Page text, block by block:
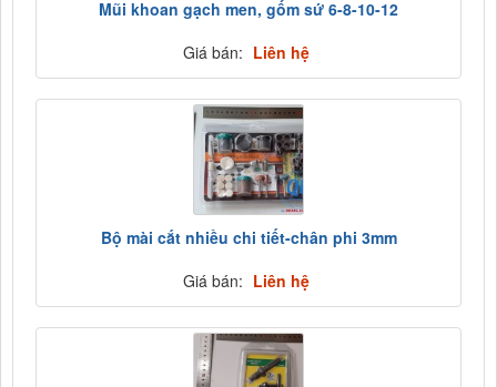
Mũi khoan gạch men, gốm sứ 6-8-10-12
Giá bán: Liên hệ
Bộ mài cắt nhiều chi tiết-chân phi 3mm
Giá bán: Liên hệ